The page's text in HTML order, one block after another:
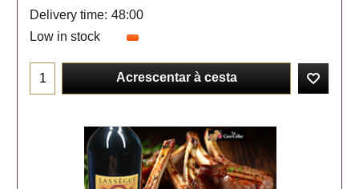
Delivery time: 48:00
Low in stock
Acrescentar à cesta